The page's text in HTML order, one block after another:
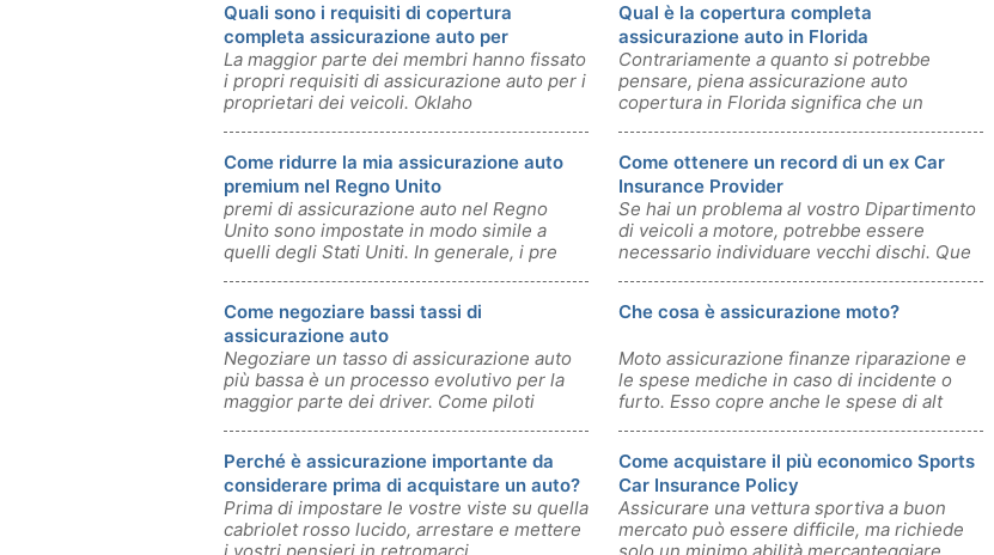
Quali sono i requisiti di copertura
completa assicurazione auto per
Oklahoma?
La maggior parte dei membri hanno fissato
i propri requisiti di assicurazione auto per i
proprietari dei veicoli. Oklaho
Qual è la copertura completa
assicurazione auto in Florida
Contrariamente a quanto si potrebbe
pensare, piena assicurazione auto
copertura in Florida significa che un
Come ridurre la mia assicurazione auto
premium nel Regno Unito
premi di assicurazione auto nel Regno
Unito sono impostate in modo simile a
quelli degli Stati Uniti. In generale, i pre
Come ottenere un record di un ex Car
Insurance Provider
Se hai un problema al vostro Dipartimento
di veicoli a motore, potrebbe essere
necessario individuare vecchi dischi. Que
Come negoziare bassi tassi di
assicurazione auto
Negoziare un tasso di assicurazione auto
più bassa è un processo evolutivo per la
maggior parte dei driver. Come piloti
Che cosa è assicurazione moto?
Moto assicurazione finanze riparazione e
le spese mediche in caso di incidente o
furto. Esso copre anche le spese di alt
Perché è assicurazione importante da
considerare prima di acquistare un auto?
Prima di impostare le vostre viste su quella
cabriolet rosso lucido, arrestare e mettere
Come acquistare il più economico Sports
Car Insurance Policy
Assicurare una vettura sportiva a buon
mercato può essere difficile, ma richiede